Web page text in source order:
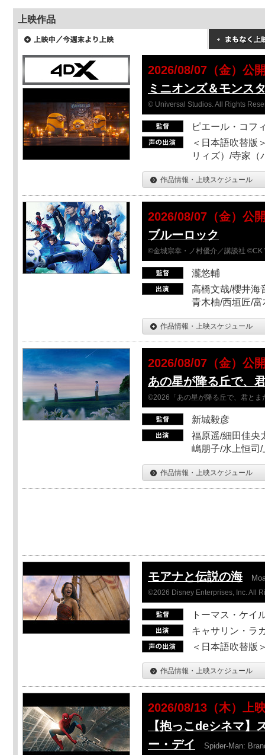
上映作品
2026/08/07（金）公
ミニオンズ＆モンス
© Universal Studios. All Rights
ピエール・コフ
＜日本語吹替版
リィズ）/寺家（
作品情報・上映スケジュール
2026/08/07（金）公
ブルーロック
©金城宗幸・ノ村優介／講談社 ©CK
瀧悠輔
高橋文哉/櫻井海
青木柚/西垣匠/
作品情報・上映スケジュール
2026/08/07（金）公
あの星が降る丘で、
©2026「あの星が降る丘で、君とま
新城毅彦
福原遥/細田佳央
嶋朋子/水上恒司
作品情報・上映スケジュール
モアナと伝説の海
©2026 Disney Enterprises, Inc. All
トーマス・ケイ
キャサリン・ラ
＜日本語吹替版
作品情報・上映スケジュール
2026/08/13（木）上
【抱っこdeシネマ】
ー・デイ
Spider-Man: